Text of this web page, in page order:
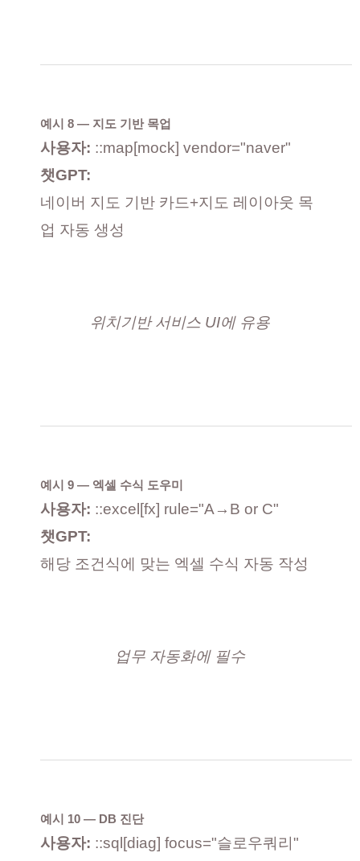
예시 8 — 지도 기반 목업
사용자: ::map[mock] vendor="naver"
챗GPT:
네이버 지도 기반 카드+지도 레이아웃 목
업 자동 생성
위치기반 서비스 UI에 유용
예시 9 — 엑셀 수식 도우미
사용자: ::excel[fx] rule="A→B or C"
챗GPT:
해당 조건식에 맞는 엑셀 수식 자동 작성
업무 자동화에 필수
예시 10 — DB 진단
사용자: ::sql[diag] focus="슬로우쿼리"